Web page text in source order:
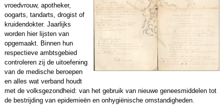
vroedvrouw, apotheker,
oogarts, tandarts, drogist of
kruidendokter. Jaarlijks
worden hier lijsten van
opgemaakt. Binnen hun
respectieve ambtsgebied
controleren zij de uitoefening
van de medische beroepen
en alles wat verband houdt
met de volksgezondheid: van het gebruik van nieuwe geneesmiddelen tot
de bestrijding van epidemieën en onhygiënische omstandigheden.